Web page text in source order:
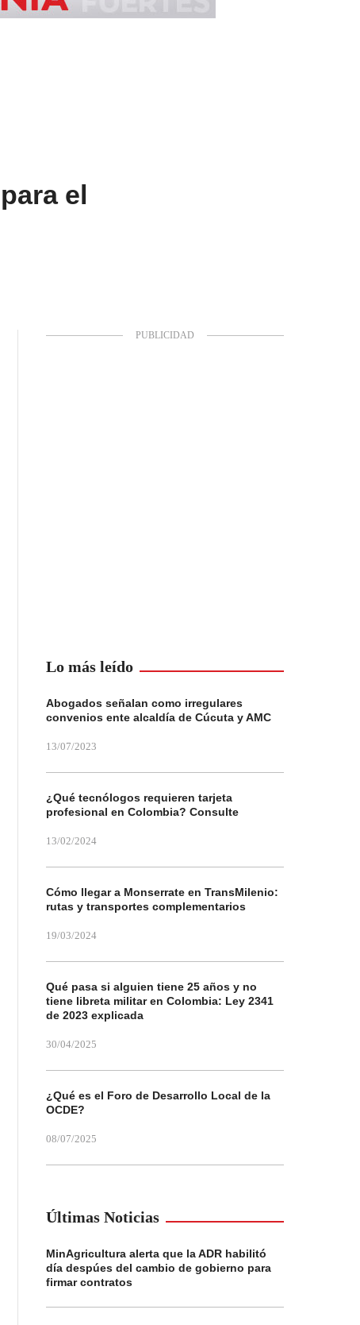
el
Lo más leído
Abogados señalan como irregulares
convenios ente alcaldía de Cúcuta y AMC
13/07/2023
¿Qué tecnólogos requieren tarjeta
profesional en Colombia? Consulte
13/02/2024
Cómo llegar a Monserrate en TransMilenio:
rutas y transportes complementarios
19/03/2024
Qué pasa si alguien tiene 25 años y no
tiene libreta militar en Colombia: Ley 2341
de 2023 explicada
30/04/2025
¿Qué es el Foro de Desarrollo Local de la
OCDE?
08/07/2025
Últimas Noticias
MinAgricultura alerta que la ADR habilitó
día despúes del cambio de gobierno para
firmar contratos